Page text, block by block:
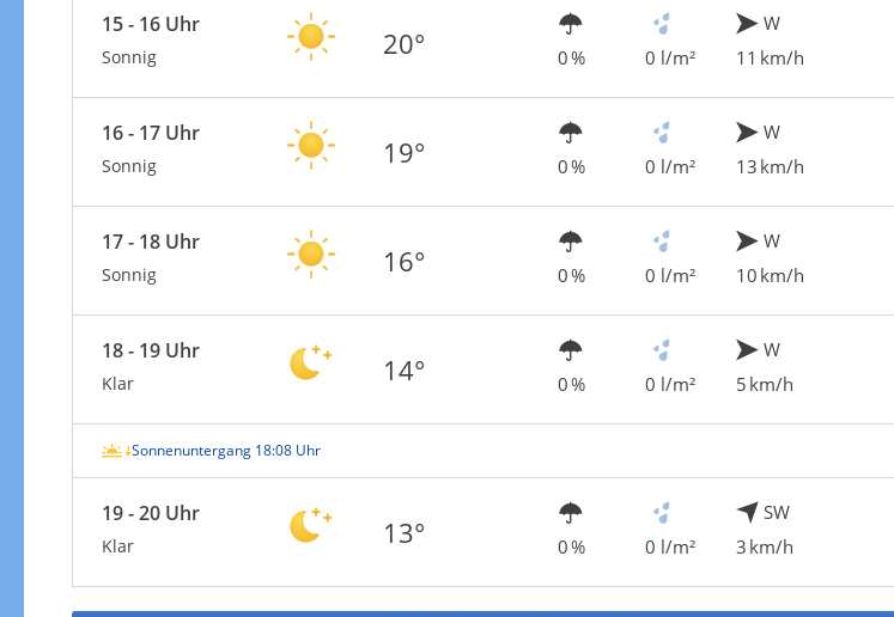
15 - 16 Uhr
Sonnig 20° 0 % 0 l/m²
W
11 km/h
16 - 17 Uhr
Sonnig 19° 0 % 0 l/m²
W
13 km/h
17 - 18 Uhr
Sonnig 16° 0 % 0 l/m²
W
10 km/h
18 - 19 Uhr
Klar 14° 0 % 0 l/m²
W
5 km/h
Sonnenuntergang 18:08 Uhr
19 - 20 Uhr
Klar 13° 0 % 0 l/m²
SW
3 km/h